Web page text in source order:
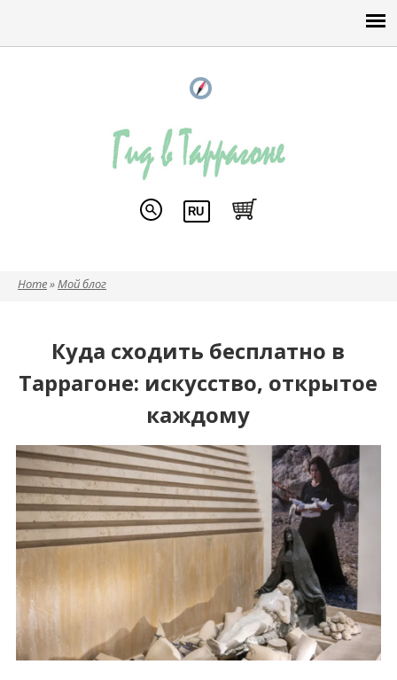
Home»Мой блог
Куда сходить бесплатно в
Таррагоне: искусство, открытое
каждому